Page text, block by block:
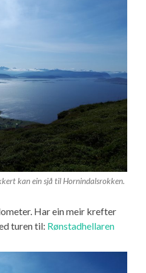
kan ein sjå til Hornindalsrokken.
Har ein meir krefter
turen til: Rønstadhellaren